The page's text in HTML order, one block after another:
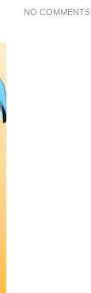
NO COMMENTS